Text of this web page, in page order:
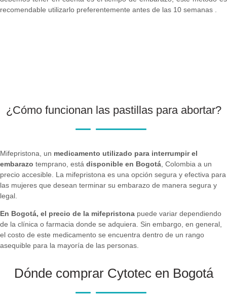
recomendable utilizarlo preferentemente antes de las 10 semanas .
¿Cómo funcionan las pastillas para abortar?
Mifepristona, un medicamento utilizado para interrumpir el
embarazo temprano, está disponible en Bogotá , Colombia a un
precio accesible. La mifepristona es una opción segura y efectiva para
las mujeres que desean terminar su embarazo de manera segura y
legal.
En Bogotá, el precio de la mifepristona puede variar dependiendo
de la clínica o farmacia donde se adquiera. Sin embargo, en general,
el costo de este medicamento se encuentra dentro de un rango
asequible para la mayoría de las personas.
Dónde comprar Cytotec en Bogotá